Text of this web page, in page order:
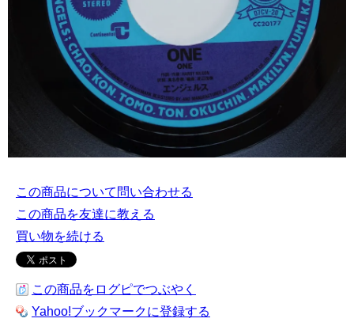
この商品について問い合わせる
この商品を友達に教える
買い物を続ける
この商品をログピでつぶやく
Yahoo!ブックマークに登録する